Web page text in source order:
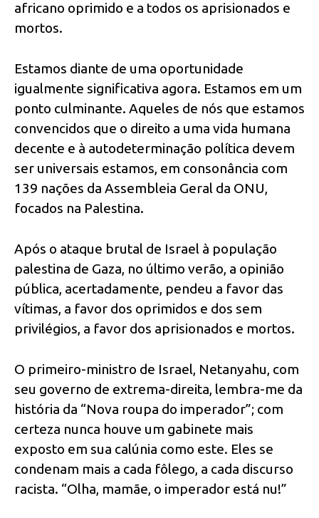
africano oprimido e a todos os aprisionados e
mortos.
Estamos diante de uma oportunidade
igualmente significativa agora. Estamos em um
ponto culminante. Aqueles de nós que estamos
convencidos que o direito a uma vida humana
decente e à autodeterminação política devem
ser universais estamos, em consonância com
139 nações da Assembleia Geral da ONU,
focados na Palestina.
Após o ataque brutal de Israel à população
palestina de Gaza, no último verão, a opinião
pública, acertadamente, pendeu a favor das
vítimas, a favor dos oprimidos e dos sem
privilégios, a favor dos aprisionados e mortos.
O primeiro-ministro de Israel, Netanyahu, com
seu governo de extrema-direita, lembra-me da
história da “Nova roupa do imperador”; com
certeza nunca houve um gabinete mais
exposto em sua calúnia como este. Eles se
condenam mais a cada fôlego, a cada discurso
racista. “Olha, mamãe, o imperador está nu!”